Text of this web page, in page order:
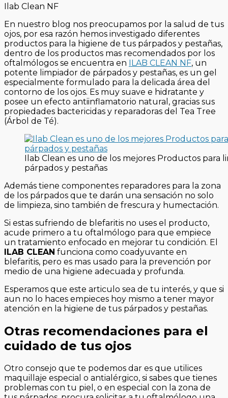
Ilab Clean NF
En nuestro blog nos preocupamos por la salud de tus
ojos, por esa razón hemos investigado diferentes
productos para la higiene de tus párpados y pestañas,
dentro de los productos mas recomendados por los
oftalmólogos se encuentra en ILAB CLEAN NF, un
potente limpiador de párpados y pestañas, es un gel
especialmente formulado para la delicada área del
contorno de los ojos. Es muy suave e hidratante y
posee un efecto antiinflamatorio natural, gracias sus
propiedades bactericidas y reparadoras del Tea Tree
(Árbol de Té).
Ilab Clean es uno de los mejores Productos para
párpados y pestañas
Además tiene componentes reparadores para la zona
de los párpados que te darán una sensación no solo
de limpieza, sino también de frescura y humectación.
Si estas sufriendo de blefaritis no uses el producto,
acude primero a tu oftalmólogo para que empiece
un tratamiento enfocado en mejorar tu condición. El
ILAB CLEAN funciona como coadyuvante en
blefaritis, pero es mas usado para la prevención por
medio de una higiene adecuada y profunda.
Esperamos que este articulo sea de tu interés, y que si
aun no lo haces empieces hoy mismo a tener mayor
atención en la higiene de tus párpados y pestañas.
Otras recomendaciones para el
cuidado de tus ojos
Otro consejo que te podemos dar es que utilices
maquillaje especial o antialérgico, si sabes que tienes
problemas con tu piel, o en especial con la zona de